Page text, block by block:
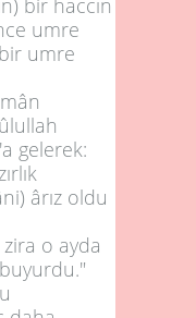
umre
umre
gelerek:
ârız oldu
o ayda